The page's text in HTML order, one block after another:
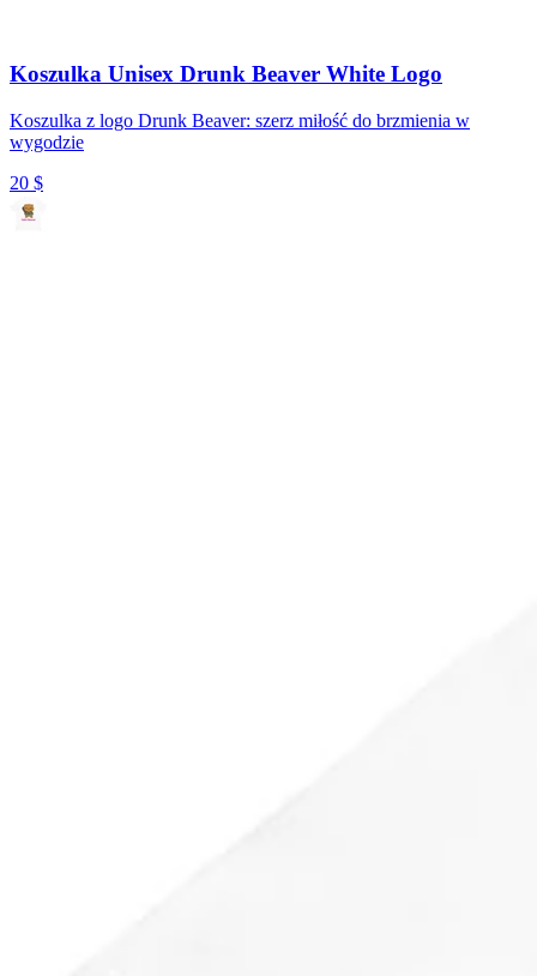
Koszulka Unisex Drunk Beaver White Logo
Koszulka z logo Drunk Beaver: szerz miłość do brzmienia w
wygodzie
20 $